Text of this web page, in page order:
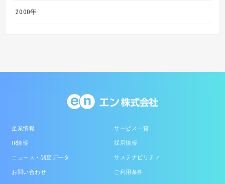
2000年
企業情報 サービス一覧
IR情報 採用情報
ニュース・調査データ サステナビリティ
お問い合わせ ご利用条件